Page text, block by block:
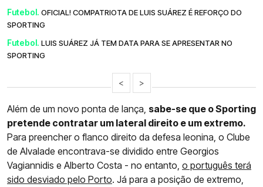
Futebol. OFICIAL! COMPATRIOTA DE LUIS SUÁREZ É REFORÇO DO
SPORTING
Futebol. LUIS SUÁREZ JÁ TEM DATA PARA SE APRESENTAR NO
SPORTING
< >
Além de um novo ponta de lança, sabe-se que o Sporting
pretende contratar um lateral direito e um extremo.
Para preencher o flanco direito da defesa leonina, o Clube
de Alvalade encontrava-se dividido entre Georgios
Vagiannidis e Alberto Costa - no entanto, o português terá
sido desviado pelo Porto. Já para a posição de extremo,